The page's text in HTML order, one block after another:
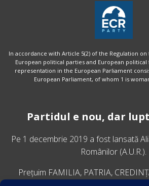
In accordance with Article 5(2) of the Regulation
European political parties and European political
representation in the European Parliament
European Parliament, of whom 1 is
Partidul e nou, dar
Pe 1 decembrie 2019 a fost lansată
Românilor (A.U.R.).
Prețuim FAMILIA, PATRIA,